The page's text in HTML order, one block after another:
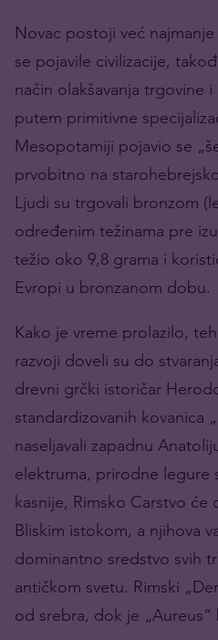
Novac postoji već
se pojavile civilizacije,
način olakšavanja trgovine
putem primitivne
Mesopotamiji pojavio se
prvobitno na
Ljudi su trgovali bronzom
određenim težinama pre
težio oko 9,8 grama i
Evropi u bronzanom dobu.
Kako je vreme prolazilo,
razvoji doveli su do
drevni grčki istoričar
standardizovanih kovanica
naseljavali zapadnu
elektruma, prirodne legure
kasnije, Rimsko Carstvo
Bliskim istokom, a njihova
dominantno sredstvo svih
antičkom svetu. Rimski
od srebra, dok je